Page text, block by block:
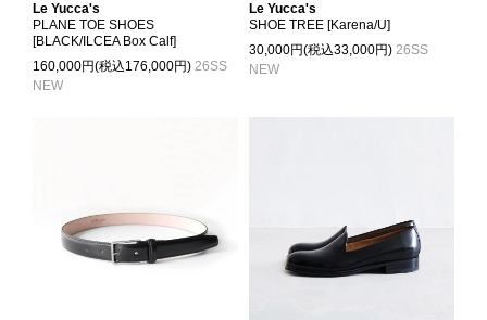
Le Yucca's
PLANE TOE SHOES
[BLACK/ILCEA Box Calf]
160,000円(税込176,000円) 26SS
NEW
Le Yucca's
SHOE TREE [Karena/U]
30,000円(税込33,000円) 26SS
NEW